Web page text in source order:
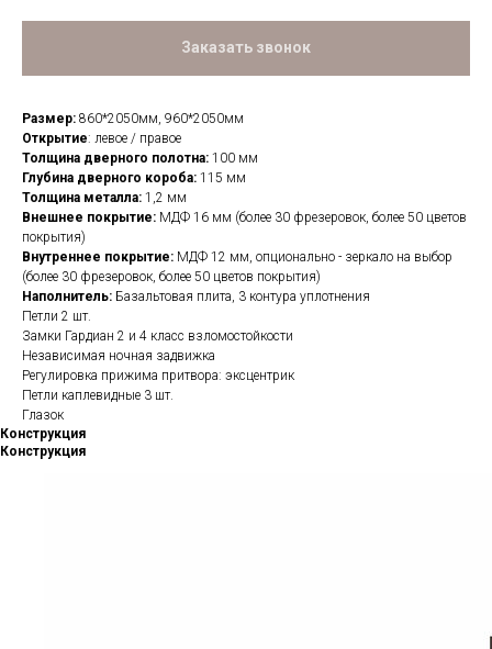
Заказать звонок
Размер: 860*2050мм, 960*2050мм
Открытие: левое / правое
Толщина дверного полотна: 100 мм
Глубина дверного короба: 115 мм
Толщина металла: 1,2 мм
Внешнее покрытие: МДФ 16 мм (более 30 фрезеровок, более 50 цветов
покрытия)
Внутреннее покрытие: МДФ 12 мм, опционально - зеркало на выбор
(более 30 фрезеровок, более 50 цветов покрытия)
Наполнитель: Базальтовая плита, 3 контура уплотнения
Петли 2 шт.
Замки Гардиан 2 и 4 класс взломостойкости
Независимая ночная задвижка
Регулировка прижима притвора: эксцентрик
Петли каплевидные 3 шт.
Глазок
Конструкция
Конструкция